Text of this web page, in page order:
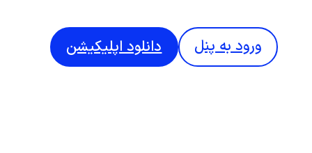
ورود به پنل دانلود اپلیکیشن